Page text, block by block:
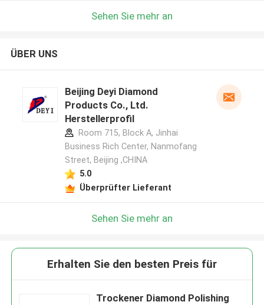
Sehen Sie mehr an
ÜBER UNS
Beijing Deyi Diamond
Products Co., Ltd.
Herstellerprofil
Room 715, Block A, Jinhai
Business Rich Center, Nanmofang
Street, Beijing ,CHINA
5.0
Überprüfter Lieferant
Sehen Sie mehr an
Erhalten Sie den besten Preis für
Trockener Diamond Polishing